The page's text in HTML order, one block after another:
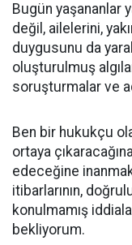
Bugün yaşananlar
değil, ailelerini,
duygusunu da
oluşturulmuş
soruşturmalar ve
Ben bir hukukçu
ortaya
edeceğine
itibarlarının,
konulmamış
bekliyorum.